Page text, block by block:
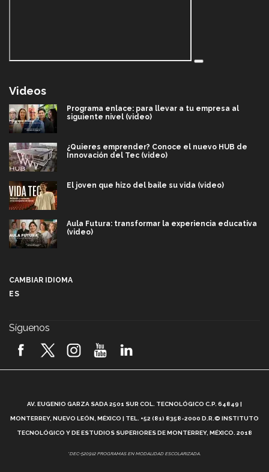
Videos
Programa enlace: para llevar a tu empresa al
siguiente nivel (video)
¿Quieres emprender? Conoce el nuevo HUB de
Innovación del Tec (video)
El joven que hizo del baile su vida (video)
Aula Futura: transformar la experiencia educativa
(video)
2026! (video)
¿Cómo es el Modelo Educativo Tec? (video)
Vida Tec: Feminismo e Inteligencia Artificial, Paola
CAMBIAR IDIOMA
ES
Síguenos
AV. EUGENIO GARZA SADA 2501 SUR COL. TECNOLÓGICO C.P. 64849 |
MONTERREY, NUEVO LEÓN, MÉXICO | TEL. +52 (81) 8358-2000 D.R.© INSTITUTO
TECNOLÓGICO Y DE ESTUDIOS SUPERIORES DE MONTERREY, MÉXICO. 2018
*DEC-520912 PROGRAMAS EN MODALIDAD ESCOLARIZADA.